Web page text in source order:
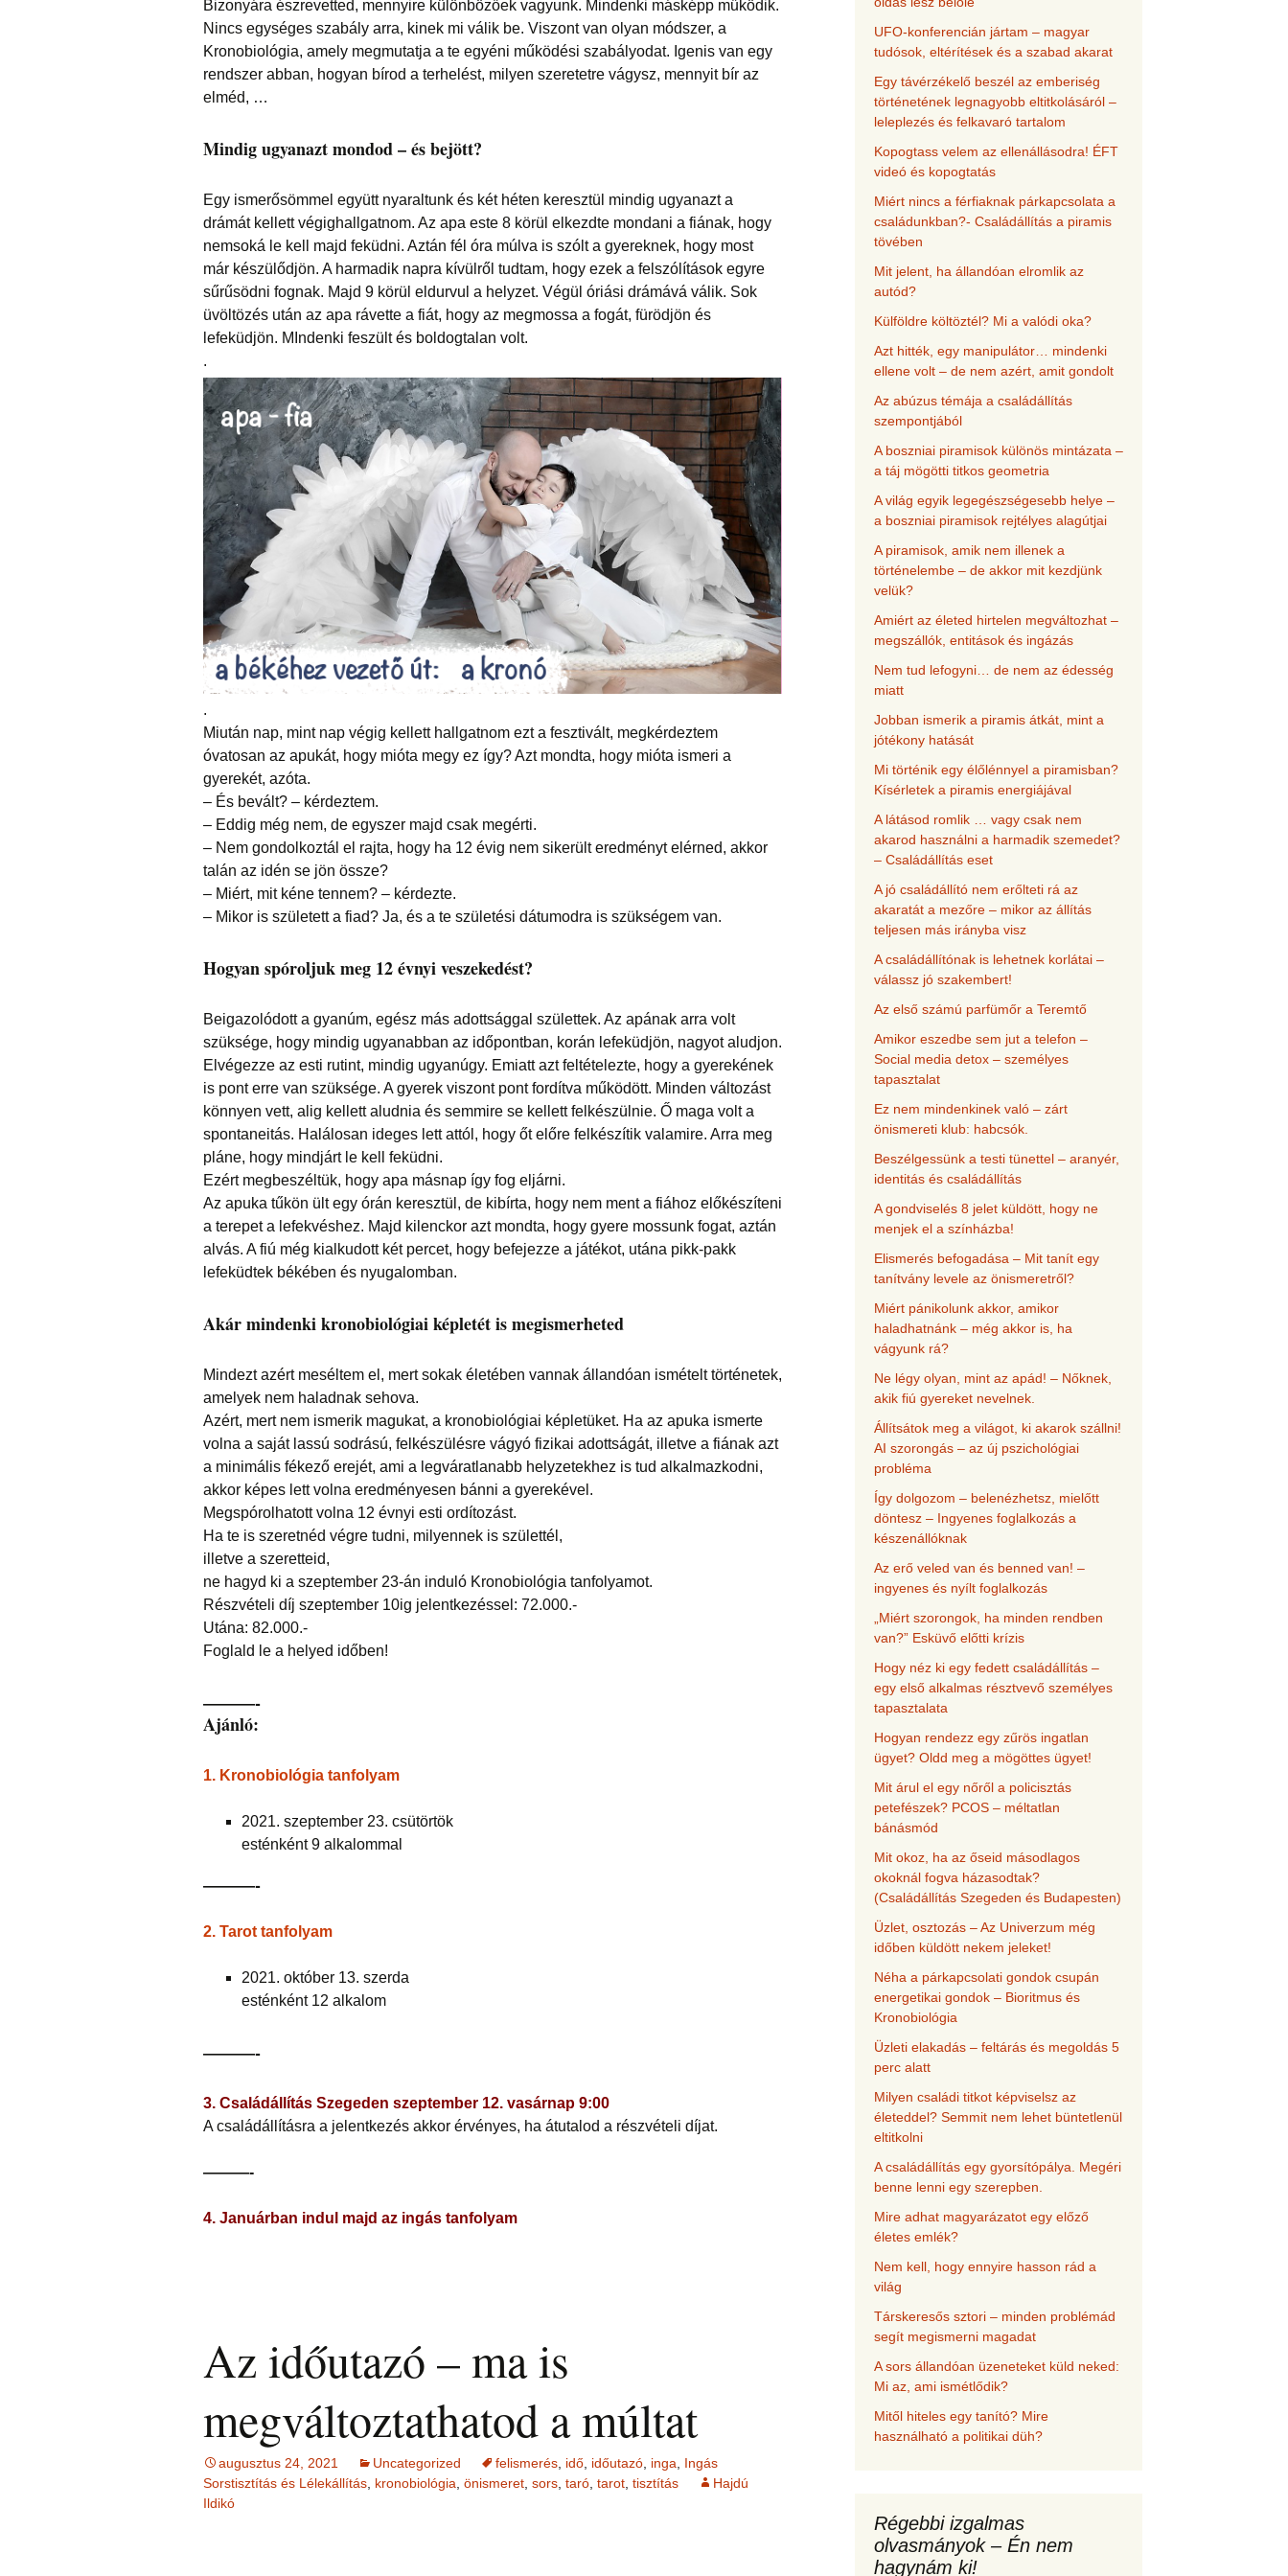
foglalkozások
Bizonyára észrevetted, mennyire különbözőek vagyunk. Mindenki másképp működik.
Nincs egységes szabály arra, kinek mi válik be. Viszont van olyan módszer, a
Kronobiológia, amely megmutatja a te egyéni működési szabályodat. Igenis van egy
rendszer abban, hogyan bírod a terhelést, milyen szeretetre vágysz, mennyit bír az
elméd, …
Mindig ugyanazt mondod – és bejött?
Egy ismerősömmel együtt nyaraltunk és két héten keresztül mindig ugyanazt a
drámát kellett végighallgatnom. Az apa este 8 körül elkezdte mondani a fiának, hogy
nemsoká le kell majd feküdni. Aztán fél óra múlva is szólt a gyereknek, hogy most
már készülődjön. A harmadik napra kívülről tudtam, hogy ezek a felszólítások egyre
sűrűsödni fognak. Majd 9 körül eldurvul a helyzet. Végül óriási drámává válik. Sok
üvöltözés után az apa rávette a fiát, hogy az megmossa a fogát, fürödjön és
lefeküdjön. MIndenki feszült és boldogtalan volt.
.
.
Miután nap, mint nap végig kellett hallgatnom ezt a fesztivált, megkérdeztem
óvatosan az apukát, hogy mióta megy ez így? Azt mondta, hogy mióta ismeri a
gyerekét, azóta.
– És bevált? – kérdeztem.
– Eddig még nem, de egyszer majd csak megérti.
– Nem gondolkoztál el rajta, hogy ha 12 évig nem sikerült eredményt elérned, akkor
talán az idén se jön össze?
– Miért, mit kéne tennem? – kérdezte.
– Mikor is született a fiad? Ja, és a te születési dátumodra is szükségem van.
Hogyan spóroljuk meg 12 évnyi veszekedést?
Beigazolódott a gyanúm, egész más adottsággal születtek. Az apának arra volt
szüksége, hogy mindig ugyanabban az időpontban, korán lefeküdjön, nagyot aludjon.
Elvégezze az esti rutint, mindig ugyanúgy. Emiatt azt feltételezte, hogy a gyerekének
is pont erre van szüksége. A gyerek viszont pont fordítva működött. Minden változást
könnyen vett, alig kellett aludnia és semmire se kellett felkészülnie. Ő maga volt a
spontaneitás. Halálosan ideges lett attól, hogy őt előre felkészítik valamire. Arra meg
pláne, hogy mindjárt le kell feküdni.
Ezért megbeszéltük, hogy apa másnap így fog eljárni.
Az apuka tűkön ült egy órán keresztül, de kibírta, hogy nem ment a fiához előkészíteni
a terepet a lefekvéshez. Majd kilenckor azt mondta, hogy gyere mossunk fogat, aztán
alvás. A fiú még kialkudott két percet, hogy befejezze a játékot, utána pikk-pakk
lefeküdtek békében és nyugalomban.
Akár mindenki kronobiológiai képletét is megismerheted
Mindezt azért meséltem el, mert sokak életében vannak állandóan ismételt történetek,
amelyek nem haladnak sehova.
Azért, mert nem ismerik magukat, a kronobiológiai képletüket. Ha az apuka ismerte
volna a saját lassú sodrású, felkészülésre vágyó fizikai adottságát, illetve a fiának azt
a minimális fékező erejét, ami a legváratlanabb helyzetekhez is tud alkalmazkodni,
akkor képes lett volna eredményesen bánni a gyerekével.
Megspórolhatott volna 12 évnyi esti ordítozást.
Ha te is szeretnéd végre tudni, milyennek is születtél,
illetve a szeretteid,
ne hagyd ki a szeptember 23-án induló Kronobiológia tanfolyamot.
Részvételi díj szeptember 10ig jelentkezéssel: 72.000.-
Utána: 82.000.-
Foglald le a helyed időben!
———-
Ajánló:
1. Kronobiológia tanfolyam
2021. szeptember 23. csütörtök
esténként 9 alkalommal
———-
2. Tarot tanfolyam
2021. október 13. szerda
esténként 12 alkalom
———-
3. Családállítás Szegeden szeptember 12. vasárnap 9:00
A családállításra a jelentkezés akkor érvényes, ha átutalod a részvételi díjat.
———-
4. Januárban indul majd az ingás tanfolyam
Az időutazó – ma is
megváltoztathatod a múltat
augusztus 24, 2021 Uncategorized felismerés, idő, időutazó, inga, Ingás
Sorstisztítás és Lélekállítás, kronobiológia, önismeret, sors, taró, tarot, tisztítás
Hajdú
Ildikó
UFO-konferencián jártam – magyar
tudósok, eltérítések és a szabad akarat
Egy távérzékelő beszél az emberiség
történetének legnagyobb eltitkolásáról –
leleplezés és felkavaró tartalom
Kopogtass velem az ellenállásodra! ÉFT
videó és kopogtatás
Miért nincs a férfiaknak párkapcsolata a
családunkban?- Családállítás a piramis
tövében
Mit jelent, ha állandóan elromlik az
autód?
Külföldre költöztél? Mi a valódi oka?
Azt hitték, egy manipulátor… mindenki
ellene volt – de nem azért, amit gondolt
Az abúzus témája a családállítás
szempontjából
A boszniai piramisok különös mintázata –
a táj mögötti titkos geometria
A világ egyik legegészségesebb helye –
a boszniai piramisok rejtélyes alagútjai
A piramisok, amik nem illenek a
történelembe – de akkor mit kezdjünk
velük?
Amiért az életed hirtelen megváltozhat –
megszállók, entitások és ingázás
Nem tud lefogyni… de nem az édesség
miatt
Jobban ismerik a piramis átkát, mint a
jótékony hatását
Mi történik egy élőlénnyel a piramisban?
Kísérletek a piramis energiájával
A látásod romlik … vagy csak nem
akarod használni a harmadik szemedet?
– Családállítás eset
A jó családállító nem erőlteti rá az
akaratát a mezőre – mikor az állítás
teljesen más irányba visz
A családállítónak is lehetnek korlátai –
válassz jó szakembert!
Az első számú parfümőr a Teremtő
Amikor eszedbe sem jut a telefon –
Social media detox – személyes
tapasztalat
Ez nem mindenkinek való – zárt
önismereti klub: habcsók.
Beszélgessünk a testi tünettel – aranyér,
identitás és családállítás
A gondviselés 8 jelet küldött, hogy ne
menjek el a színházba!
Elismerés befogadása – Mit tanít egy
tanítvány levele az önismeretről?
Miért pánikolunk akkor, amikor
haladhatnánk – még akkor is, ha
vágyunk rá?
Ne légy olyan, mint az apád! – Nőknek,
akik fiú gyereket nevelnek.
Állítsátok meg a világot, ki akarok szállni!
AI szorongás – az új pszichológiai
probléma
Így dolgozom – belenézhetsz, mielőtt
döntesz – Ingyenes foglalkozás a
készenállóknak
Az erő veled van és benned van! –
ingyenes és nyílt foglalkozás
„Miért szorongok, ha minden rendben
van?” Esküvő előtti krízis
Hogy néz ki egy fedett családállítás –
egy első alkalmas résztvevő személyes
tapasztalata
Hogyan rendezz egy zűrös ingatlan
ügyet? Oldd meg a mögöttes ügyet!
Mit árul el egy nőről a policisztás
petefészek? PCOS – méltatlan
bánásmód
Mit okoz, ha az őseid másodlagos
okoknál fogva házasodtak?
(Családállítás Szegeden és Budapesten)
Üzlet, osztozás – Az Univerzum még
időben küldött nekem jeleket!
Néha a párkapcsolati gondok csupán
energetikai gondok – Bioritmus és
Kronobiológia
Üzleti elakadás – feltárás és megoldás 5
perc alatt
Milyen családi titkot képviselsz az
életeddel? Semmit nem lehet büntetlenül
eltitkolni
A családállítás egy gyorsítópálya. Megéri
benne lenni egy szerepben.
Mire adhat magyarázatot egy előző
életes emlék?
Nem kell, hogy ennyire hasson rád a
világ
Társkeresős sztori – minden problémád
segít megismerni magadat
A sors állandóan üzeneteket küld neked:
Mi az, ami ismétlődik?
Mitől hiteles egy tanító? Mire
használható a politikai düh?
Régebbi izgalmas
olvasmányok – Én nem
hagynám ki!